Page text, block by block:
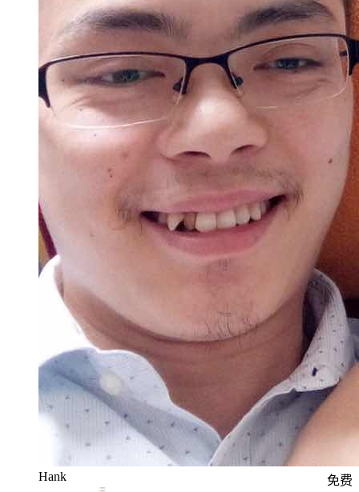
Hank 免费